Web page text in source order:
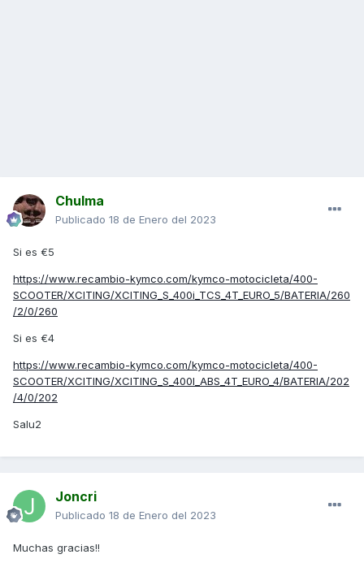
Chulma
Publicado 18 de Enero del 2023
Si es €5
https://www.recambio-kymco.com/kymco-motocicleta/400-
SCOOTER/XCITING/XCITING_S_400i_TCS_4T_EURO_5/BATERIA/260
/2/0/260
Si es €4
https://www.recambio-kymco.com/kymco-motocicleta/400-
SCOOTER/XCITING/XCITING_S_400I_ABS_4T_EURO_4/BATERIA/202
/4/0/202
Salu2
Joncri
Publicado 18 de Enero del 2023
Muchas gracias!!